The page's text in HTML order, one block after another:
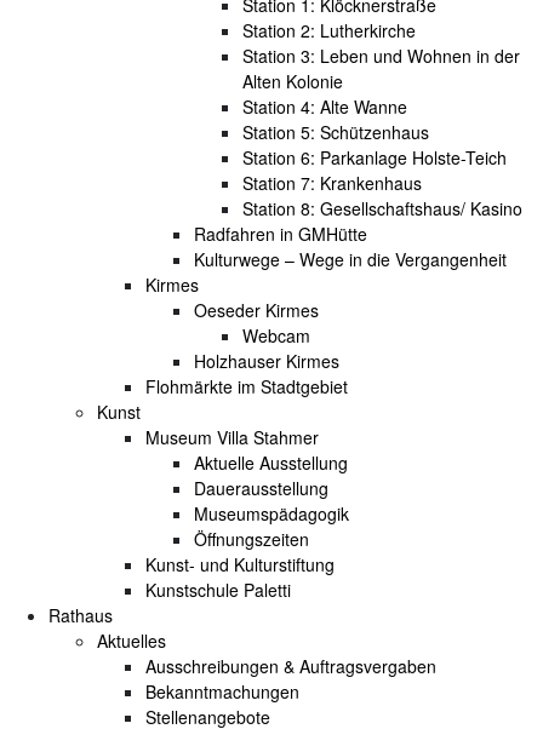
Station 1: Klöcknerstraße
Station 2: Lutherkirche
Station 3: Leben und Wohnen in der
Alten Kolonie
Station 4: Alte Wanne
Station 5: Schützenhaus
Station 6: Parkanlage Holste-Teich
Station 7: Krankenhaus
Station 8: Gesellschaftshaus/ Kasino
Radfahren in GMHütte
Kulturwege – Wege in die Vergangenheit
Kirmes
Oeseder Kirmes
Webcam
Holzhauser Kirmes
Flohmärkte im Stadtgebiet
Kunst
Museum Villa Stahmer
Aktuelle Ausstellung
Dauerausstellung
Museumspädagogik
Öffnungszeiten
Kunst- und Kulturstiftung
Kunstschule Paletti
Rathaus
Aktuelles
Ausschreibungen & Auftragsvergaben
Bekanntmachungen
Stellenangebote